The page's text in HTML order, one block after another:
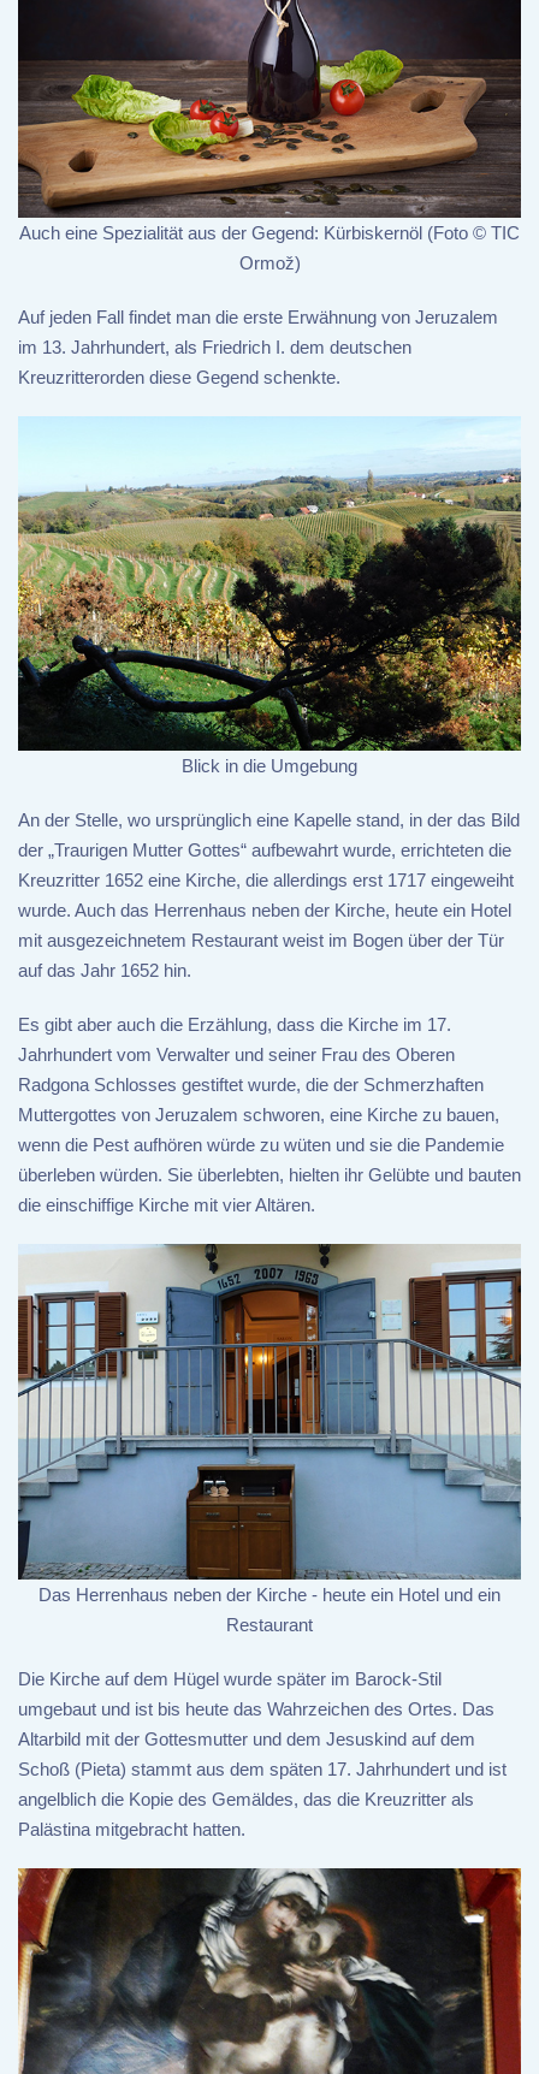
Auch eine Spezialität aus der Gegend: Kürbiskernöl (Foto © TIC
Ormož)
Auf jeden Fall findet man die erste Erwähnung von Jeruzalem
im 13. Jahrhundert, als Friedrich I. dem deutschen
Kreuzritterorden diese Gegend schenkte.
Blick in die Umgebung
An der Stelle, wo ursprünglich eine Kapelle stand, in der das Bild
der „Traurigen Mutter Gottes“ aufbewahrt wurde, errichteten die
Kreuzritter 1652 eine Kirche, die allerdings erst 1717 eingeweiht
wurde. Auch das Herrenhaus neben der Kirche, heute ein Hotel
mit ausgezeichnetem Restaurant weist im Bogen über der Tür
auf das Jahr 1652 hin.
Es gibt aber auch die Erzählung, dass die Kirche im 17.
Jahrhundert vom Verwalter und seiner Frau des Oberen
Radgona Schlosses gestiftet wurde, die der Schmerzhaften
Muttergottes von Jeruzalem schworen, eine Kirche zu bauen,
wenn die Pest aufhören würde zu wüten und sie die Pandemie
überleben würden. Sie überlebten, hielten ihr Gelübte und bauten
die einschiffige Kirche mit vier Altären.
Das Herrenhaus neben der Kirche - heute ein Hotel und ein
Restaurant
Die Kirche auf dem Hügel wurde später im Barock-Stil
umgebaut und ist bis heute das Wahrzeichen des Ortes. Das
Altarbild mit der Gottesmutter und dem Jesuskind auf dem
Schoß (Pieta) stammt aus dem späten 17. Jahrhundert und ist
angelblich die Kopie des Gemäldes, das die Kreuzritter als
Palästina mitgebracht hatten.